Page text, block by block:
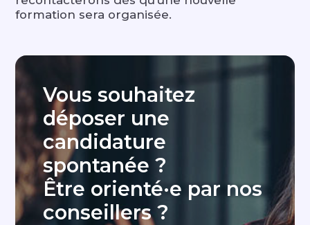
formation sera organisée.
Vous souhaitez
déposer une
candidature
spontanée ?
Être orienté·e par nos
conseillers ?